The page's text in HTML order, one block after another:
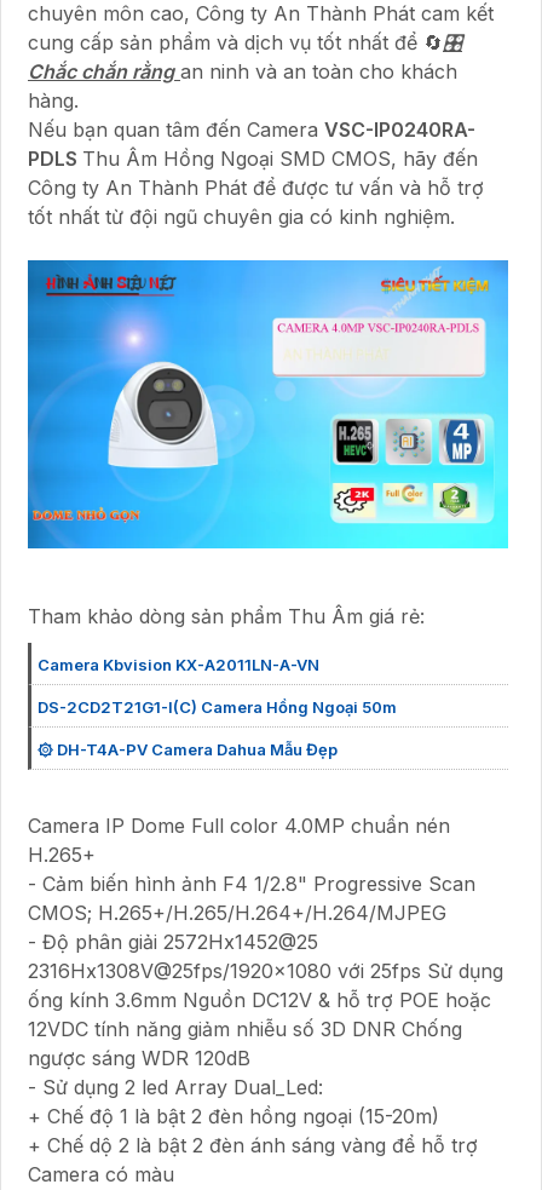
chuyên môn cao, Công ty An Thành Phát cam kết
cung cấp sản phẩm và dịch vụ tốt nhất để 🔄🎛
Chắc chắn rằng an ninh và an toàn cho khách
hàng.
Nếu bạn quan tâm đến Camera VSC-IP0240RA-
PDLS Thu Âm Hồng Ngoại SMD CMOS, hãy đến
Công ty An Thành Phát để được tư vấn và hỗ trợ
tốt nhất từ đội ngũ chuyên gia có kinh nghiệm.
Tham khảo dòng sản phẩm Thu Âm giá rẻ:
Camera Kbvision KX-A2011LN-A-VN
DS-2CD2T21G1-I(C) Camera Hồng Ngoại 50m
۞ DH-T4A-PV Camera Dahua Mẫu Đẹp
Camera IP Dome Full color 4.0MP chuẩn nén
H.265+
- Cảm biến hình ảnh F4 1/2.8" Progressive Scan
CMOS; H.265+/H.265/H.264+/H.264/MJPEG
- Độ phân giải 2572Hx1452@25
2316Hx1308V@25fps/1920x1080 với 25fps Sử dụng
ống kính 3.6mm Nguồn DC12V & hỗ trợ POE hoặc
12VDC tính năng giảm nhiễu số 3D DNR Chống
ngược sáng WDR 120dB
- Sử dụng 2 led Array Dual_Led:
+ Chế độ 1 là bật 2 đèn hồng ngoại (15-20m)
+ Chế dộ 2 là bật 2 đèn ánh sáng vàng để hỗ trợ
Camera có màu